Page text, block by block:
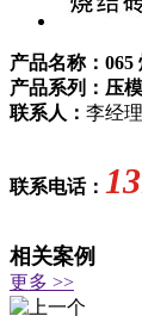
产品名称：065
产品系列：压
联系人： 李经理
联系电话：
相关案例
更多 >>